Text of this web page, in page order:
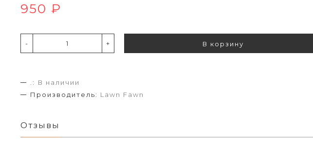
950 ₽
- + В корзину
.:
В наличии
Производитель: Lawn Fawn
Отзывы